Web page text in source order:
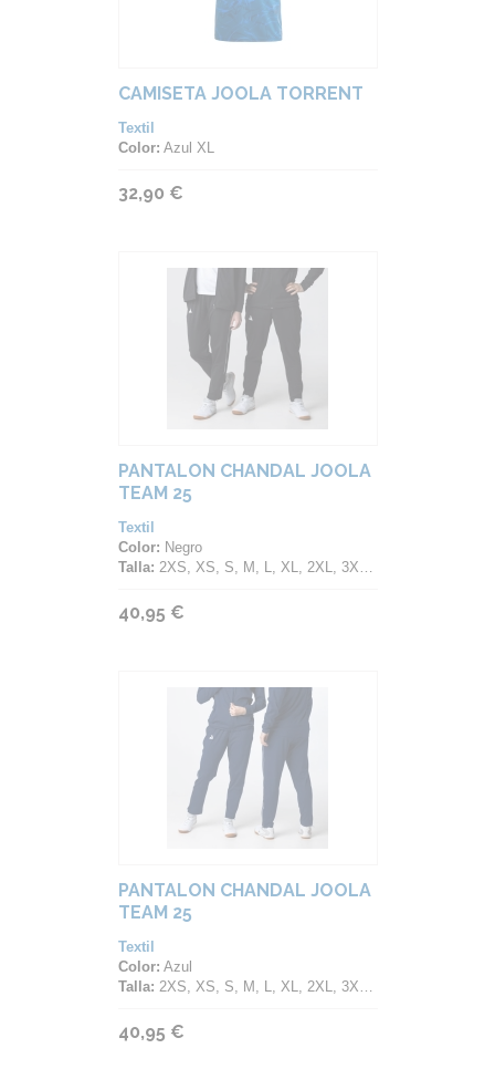
CAMISETA JOOLA TORRENT
Textil
Color: Azul XL
32,90 €
PANTALON CHANDAL JOOLA
TEAM 25
Textil
Color: Negro
Talla: 2XS, XS, S, M, L, XL, 2XL, 3XL, 4XL, 5XL
40,95 €
PANTALON CHANDAL JOOLA
TEAM 25
Textil
Color: Azul
Talla: 2XS, XS, S, M, L, XL, 2XL, 3XL, 4XL, 5XL
40,95 €